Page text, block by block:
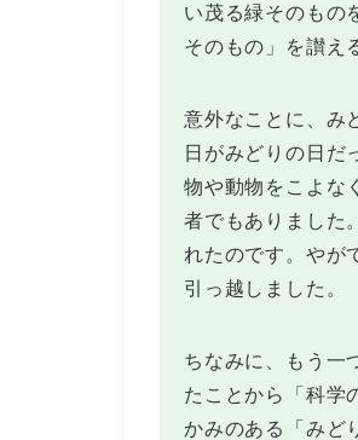
い茂る緑そのもの
そのもの」を讃え
意外なことに、み
日がみどりの日だ
物や動物をこよな
者でもありました
れたのです。やが
引っ越しました。
ちなみに、もう一
たことから「科学
かみのある「みど